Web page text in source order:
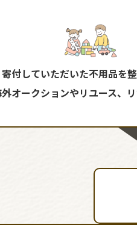
寄付していただいた不用品を
オークションやリユース、